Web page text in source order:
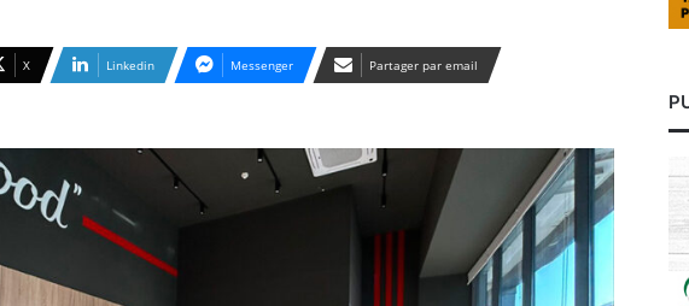
X Linkedin Messenger Partager par email